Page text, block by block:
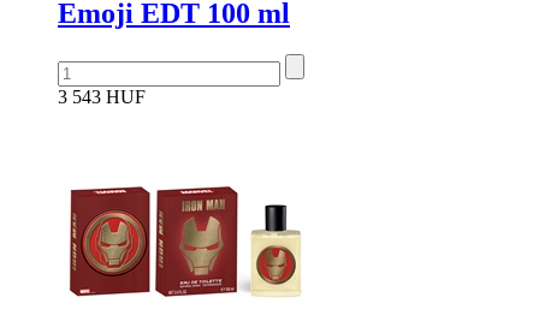
Emoji EDT 100 ml
3 543 HUF